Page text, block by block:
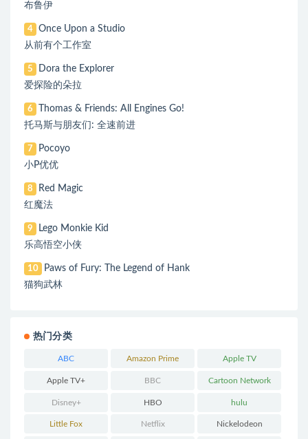
布鲁伊
4
Once Upon a Studio
从前有个工作室
5
Dora the Explorer
爱探险的朵拉
6
Thomas & Friends: All Engines Go!
托马斯与朋友们: 全速前进
7
Pocoyo
小P优优
8
Red Magic
红魔法
9
Lego Monkie Kid
乐高悟空小侠
10
Paws of Fury: The Legend of Hank
猫狗武林
热门分类
ABC Amazon Prime Apple TV
Apple TV+ BBC Cartoon Network
Disney+ HBO hulu
Little Fox Netflix Nickelodeon